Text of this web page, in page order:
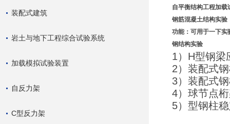
装配式建筑
岩土与地下工程综合试验系统
加载模拟试验装置
自反力架
C型反力架
自平衡结构工程加载
钢筋混凝土结构实验
功能：可用于一下实
钢结构实验
1）H型钢梁
2）装配式
3）装配式
4）球节点
5）型钢柱